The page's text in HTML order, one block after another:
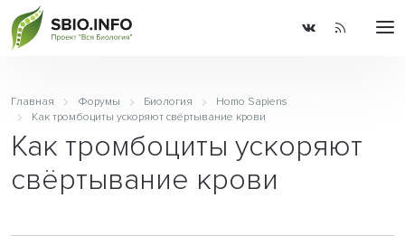
Главная Форумы Биология
Homo Sapiens
Как тромбоциты ускоряют свёртывание крови
Как тромбоциты ускоряют
свёртывание крови